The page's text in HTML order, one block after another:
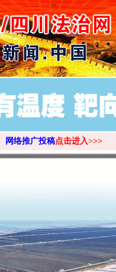
>
网络推广投稿点击进入>>>